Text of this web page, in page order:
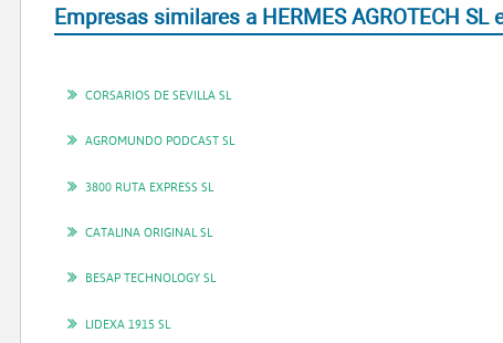
Empresas similares a HERMES AGROTECH SL
CORSARIOS DE SEVILLA SL
AGROMUNDO PODCAST SL
3800 RUTA EXPRESS SL
CATALINA ORIGINAL SL
BESAP TECHNOLOGY SL
LIDEXA 1915 SL